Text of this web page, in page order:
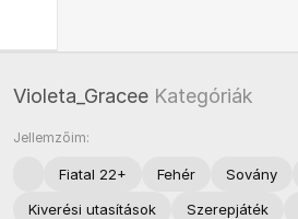
Violeta_Gracee Kategóriák
Jellemzőim:
Fiatal 22+ Fehér Sovány
Kiverési utasítások
Szerepjáték